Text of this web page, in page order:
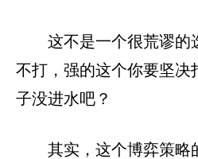
这不是一个很荒谬的
不打，强的这个你要坚
子没进水吧？
其实，这个博弈策略